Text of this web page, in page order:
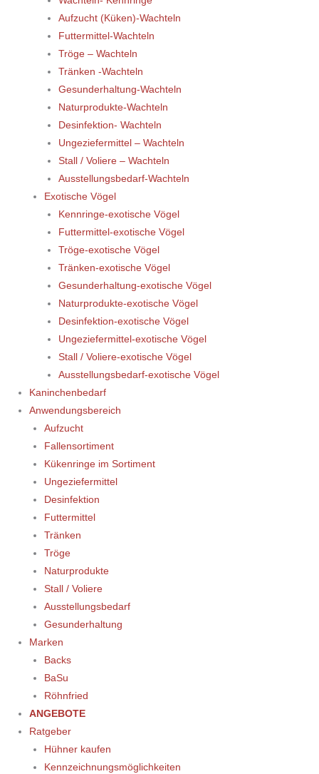
Aufzucht (Küken)-Wachteln
Futtermittel-Wachteln
Tröge – Wachteln
Tränken -Wachteln
Gesunderhaltung-Wachteln
Naturprodukte-Wachteln
Desinfektion- Wachteln
Ungeziefermittel – Wachteln
Stall / Voliere – Wachteln
Ausstellungsbedarf-Wachteln
Exotische Vögel
Kennringe-exotische Vögel
Futtermittel-exotische Vögel
Tröge-exotische Vögel
Tränken-exotische Vögel
Gesunderhaltung-exotische Vögel
Naturprodukte-exotische Vögel
Desinfektion-exotische Vögel
Ungeziefermittel-exotische Vögel
Stall / Voliere-exotische Vögel
Ausstellungsbedarf-exotische Vögel
Kaninchenbedarf
Anwendungsbereich
Aufzucht
Fallensortiment
Kükenringe im Sortiment
Ungeziefermittel
Desinfektion
Futtermittel
Tränken
Tröge
Naturprodukte
Stall / Voliere
Ausstellungsbedarf
Gesunderhaltung
Marken
Backs
BaSu
Röhnfried
ANGEBOTE
Ratgeber
Hühner kaufen
Kennzeichnungsmöglichkeiten